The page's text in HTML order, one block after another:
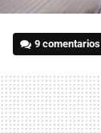
9 comentarios